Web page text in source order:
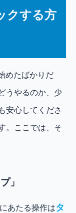
クする方
めたばかりだ
うやるのか、少
安心してくださ
。ここでは、そ
」
あたる操作はタ